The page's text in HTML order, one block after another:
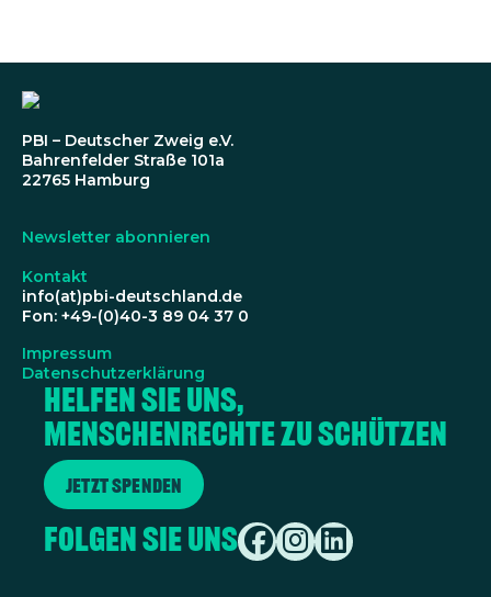
PBI – Deutscher Zweig e.V.
Bahrenfelder Straße 101a
22765 Hamburg
Newsletter abonnieren
Kontakt
info(at)pbi-deutschland.de
Fon: +49-(0)40-3 89 04 37 0
Impressum
Datenschutzerklärung
Helfen Sie uns,
Menschenrechte zu schützen
Jetzt spenden
Folgen Sie uns